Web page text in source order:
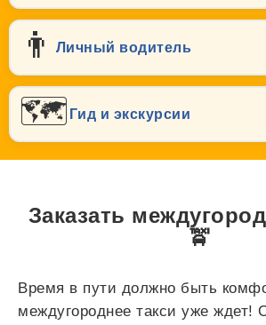
👨 Личный водитель
🗺️ Гид и экскурсии
Заказать
🚖
Время в пути должно быть
междугороднее такси уже ждет!